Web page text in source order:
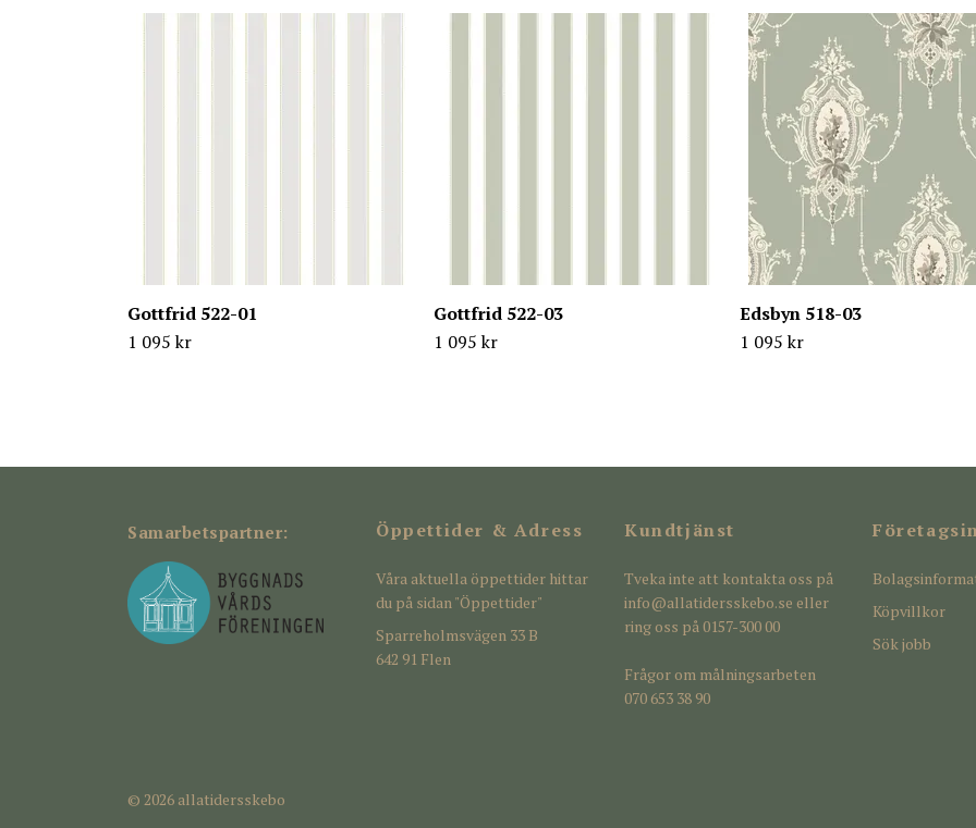
Gottfrid 522-01
1 095 kr
Gottfrid 522-03
1 095 kr
Edsbyn 518-03
1 095 kr
Samarbetspartner: Öppettider & Adress
Våra aktuella öppettider hittar
du på sidan "Öppettider"
Sparreholmsvägen 33 B
642 91 Flen
Kundtjänst
Tveka inte att kontakta oss på
info@allatidersskebo.se eller
ring oss på 0157-300 00
Frågor om målningsarbeten
070 653 38 90
Köpvillkor
Sök jobb
© 2026 allatidersskebo